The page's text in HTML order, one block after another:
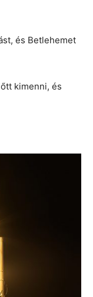
és Betlehemet
kimenni, és